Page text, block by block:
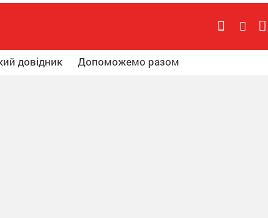
довідник Допоможемо разом